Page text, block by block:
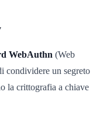
WebAuthn (Web
condividere un segreto
la crittografia a chiave